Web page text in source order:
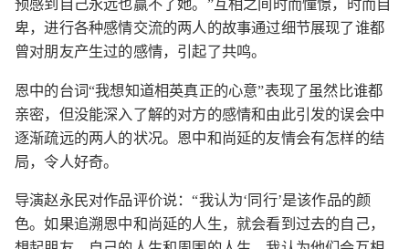
预感到自己永远也赢不了她。”互相之间时而憧憬，时而自
卑，进行各种感情交流的两人的故事通过细节展现了谁都
曾对朋友产生过的感情，引起了共鸣。
恩中的台词“我想知道相英真正的心意”表现了虽然比谁都
亲密，但没能深入了解的对方的感情和由此引发的误会中
逐渐疏远的两人的状况。恩中和尚延的友情会有怎样的结
局，令人好奇。
导演赵永民对作品评价说：“我认为‘同行’是该作品的颜
色。如果追溯恩中和尚延的人生，就会看到过去的自己，